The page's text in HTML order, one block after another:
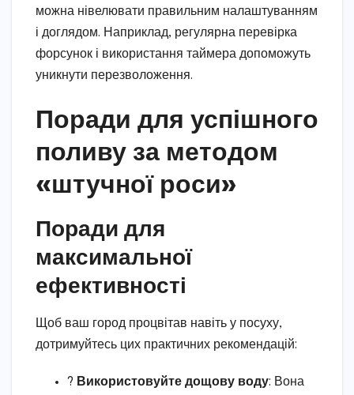
можна нівелювати правильним налаштуванням
і доглядом. Наприклад, регулярна перевірка
форсунок і використання таймера допоможуть
уникнути перезволоження.
Поради для успішного
поливу за методом
«штучної роси»
Поради для
максимальної
ефективності
Щоб ваш город процвітав навіть у посуху,
дотримуйтесь цих практичних рекомендацій:
? Використовуйте дощову воду: Вона